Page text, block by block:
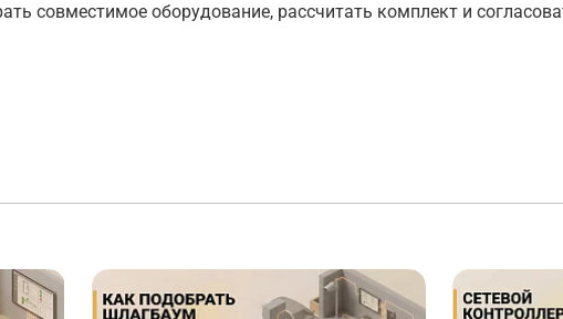
совместимое оборудование, рассчитать комплект и